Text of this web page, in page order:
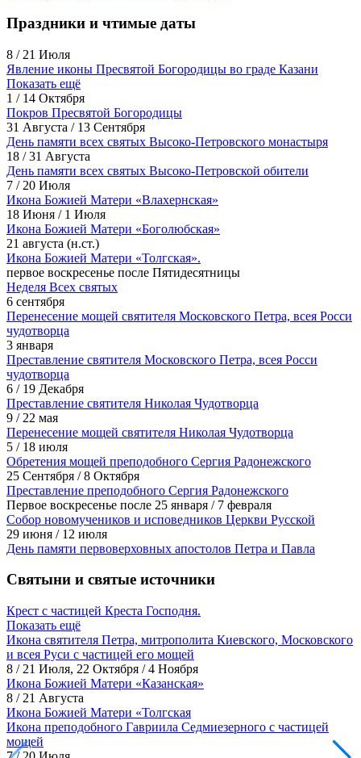
Праздники и чтимые даты
8 / 21 Июля
Явление иконы Пресвятой Богородицы во граде Казани
Показать ещё
1 / 14 Октября
Покров Пресвятой Богородицы
31 Августа / 13 Сентября
День памяти всех святых Высоко-Петровского монастыря
18 / 31 Августа
День памяти всех святых Высоко-Петровской обители
7 / 20 Июля
Икона Божией Матери «Влахернская»
18 Июня / 1 Июля
Икона Божией Матери «Боголюбская»
21 августа (н.ст.)
Икона Божией Матери «Толгская».
первое воскресенье после Пятидесятницы
Неделя Всех святых
6 сентября
Перенесение мощей святителя Московского Петра, всея Росси
чудотворца
3 января
Преставление святителя Московского Петра, всея Росси
чудотворца
6 / 19 Декабря
Преставление святителя Николая Чудотворца
9 / 22 мая
Перенесение мощей святителя Николая Чудотворца
5 / 18 июля
Обретения мощей преподобного Сергия Радонежского
25 Сентября / 8 Октября
Преставление преподобного Сергия Радонежского
Первое воскресенье после 25 января / 7 февраля
Собор новомучеников и исповедников Церкви Русской
29 июня / 12 июля
День памяти первоверховных апостолов Петра и Павла
Святыни и святые источники
Крест с частицей Креста Господня.
Показать ещё
Икона святителя Петра, митрополита Киевского, Московского
и всея Руси с частицей его мощей
8 / 21 Июля, 22 Октября / 4 Ноября
Икона Божией Матери «Казанская»
8 / 21 Августа
Икона Божией Матери «Толгская
Икона преподобного Гавриила Седмиезерного с частицей
мощей